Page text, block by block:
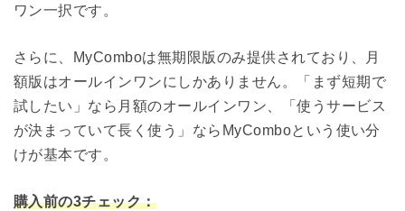
ワン一択です。
さらに、MyComboは無期限版のみ提供されており、月
額版はオールインワンにしかありません。「まず短期で
試したい」なら月額のオールインワン、「使うサービス
が決まっていて長く使う」ならMyComboという使い分
けが基本です。
購入前の3チェック：